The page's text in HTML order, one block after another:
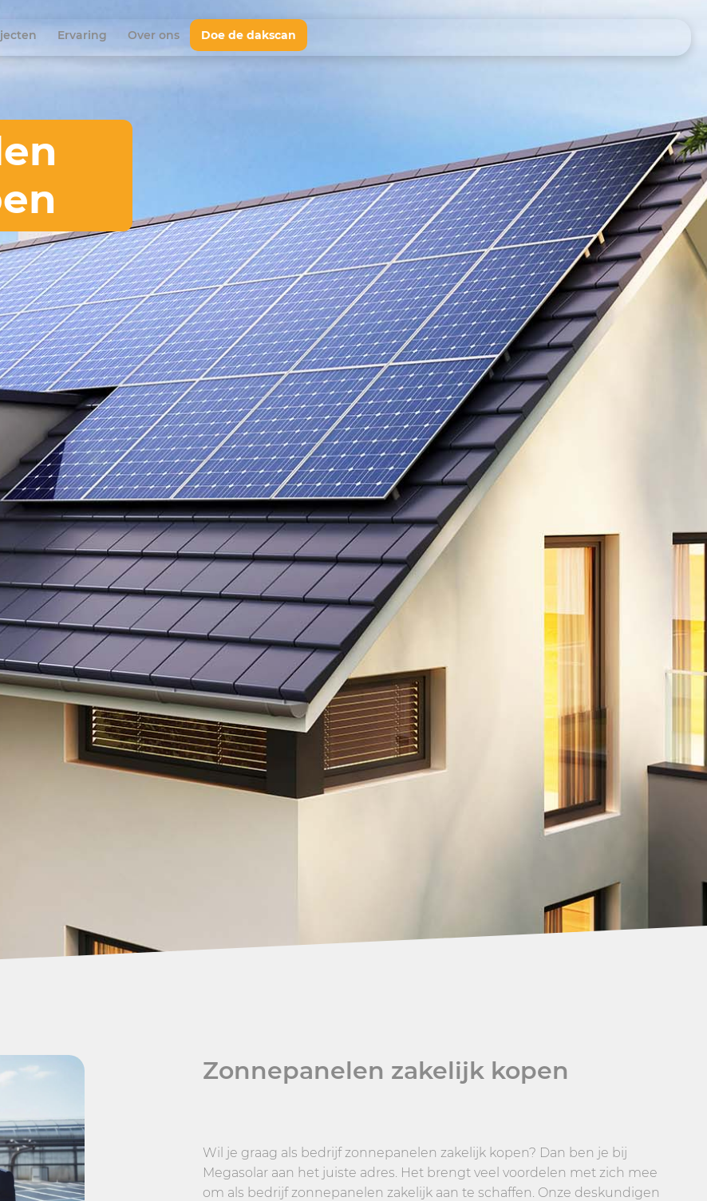
Ervaring Over ons Doe de dakscan
Zonnepanelen zakelijk kopen
Wil je graag als bedrijf zonnepanelen zakelijk kopen? Dan ben je bij
Megasolar aan het juiste adres. Het brengt veel voordelen met zich mee
om als bedrijf zonnepanelen zakelijk aan te schaffen. Onze deskundigen